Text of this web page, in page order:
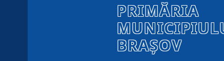
PRIMĂRIA
BRAȘOV